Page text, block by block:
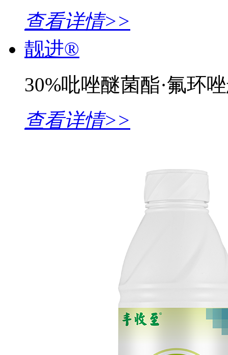
查看详情>>
靓进®
30%吡唑醚菌酯·氟环
查看详情>>